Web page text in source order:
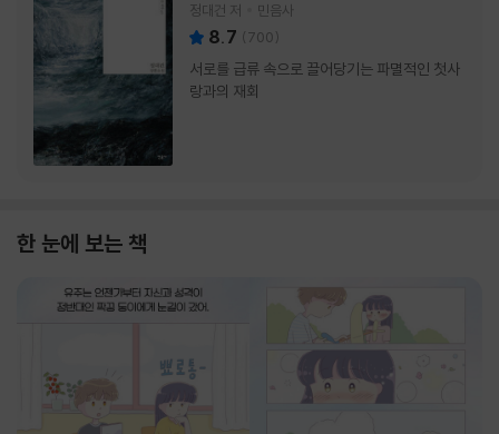
정대건 저 민음사
8.7 (700)
서로를 급류 속으로 끌어당기는 파멸적인 첫사
랑과의 재회
한 눈에 보는 책